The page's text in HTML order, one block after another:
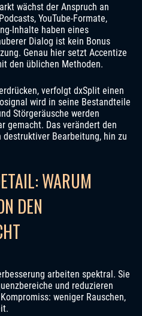
wächst der Anspruch an
YouTube-Formate,
Inhalte haben eines
Dialog ist kein Bonus
Genau hier setzt Accentize
den üblichen Methoden.
verfolgt dxSplit einen
wird in seine Bestandteile
Störgeräusche werden
gemacht. Das verändert den
Bearbeitung, hin zu
WARUM
DEN
arbeiten spektral. Sie
und reduzieren
weniger Rauschen,